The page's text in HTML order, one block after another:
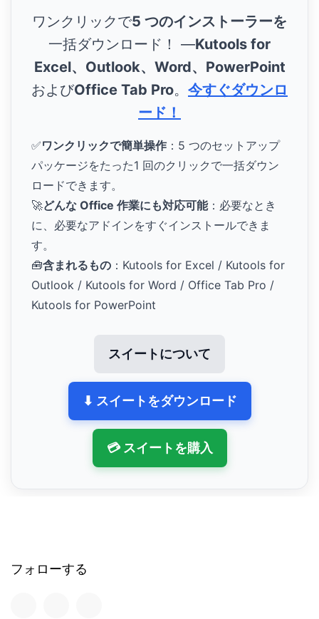
ワンクリックで5 つのインストーラーを
一括ダウンロード！ ―Kutools for
Excel、Outlook、Word、PowerPoint
およびOffice Tab Pro。 今すぐダウンロ
ード！
✅ワンクリックで簡単操作 ：5 つのセットアップ
パッケージをたった1 回のクリックで一括ダウン
ロードできます。
🚀どんな Office 作業にも対応可能：必要なとき
に、必要なアドインをすぐインストールできま
す。
🧰含まれるもの ：Kutools for Excel / Kutools for
Outlook / Kutools for Word / Office Tab Pro /
Kutools for PowerPoint
スイートについて
⬇ スイートをダウンロード
💳 スイートを購入
フォローする